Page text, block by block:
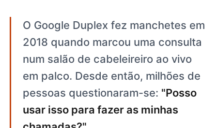
O Google Duplex fez manchetes em
2018 quando marcou uma consulta
num salão de cabeleireiro ao vivo
em palco. Desde então, milhões de
pessoas questionaram-se: "Posso
usar isso para fazer as minhas